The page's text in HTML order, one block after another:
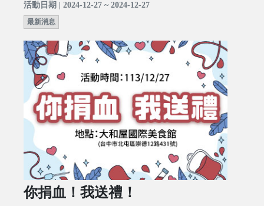
活動日期 | 2024-12-27 ~ 2024-12-27
最新消息
你捐血！我送禮！